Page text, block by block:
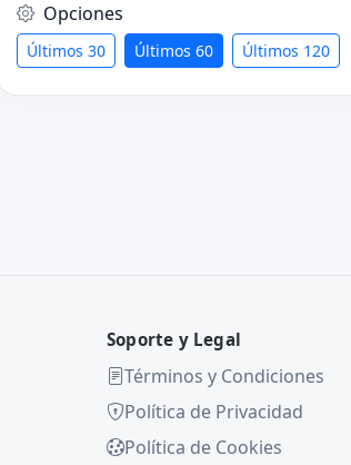
Opciones
Últimos 30 Últimos 60 Últimos 120
Soporte y Legal
Términos y Condiciones
Política de Privacidad
Política de Cookies